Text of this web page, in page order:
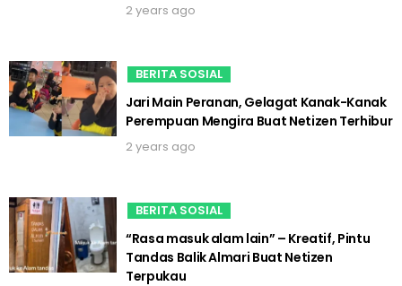
2 years ago
BERITA SOSIAL
Jari Main Peranan, Gelagat Kanak-Kanak
Perempuan Mengira Buat Netizen Terhibur
2 years ago
BERITA SOSIAL
“Rasa masuk alam lain” – Kreatif, Pintu
Tandas Balik Almari Buat Netizen
Terpukau